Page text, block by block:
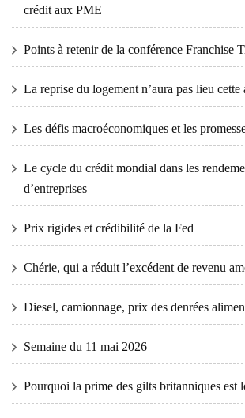
crédit aux PME
Points à retenir de la conférence Franchise
La reprise du logement n’aura pas lieu cette
Les défis macroéconomiques et les
Le cycle du crédit mondial dans les
d’entreprises
Prix ​​​​rigides et crédibilité de la Fed
Chérie, qui a réduit l’excédent de revenu
Diesel, camionnage, prix des denrées
Semaine du 11 mai 2026
Pourquoi la prime des gilts britanniques est